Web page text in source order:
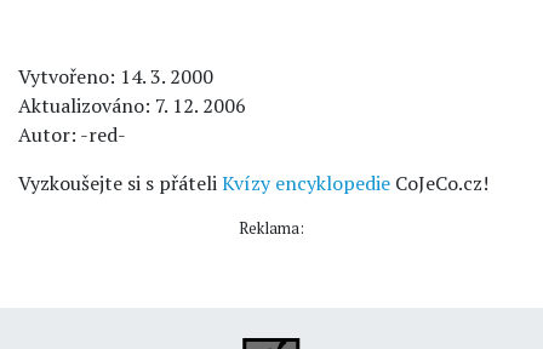
Vytvořeno: 14. 3. 2000
Aktualizováno: 7. 12. 2006
Autor: -red-
Vyzkoušejte si s přáteliKvízy encyklopedie CoJeCo.cz!
Reklama: